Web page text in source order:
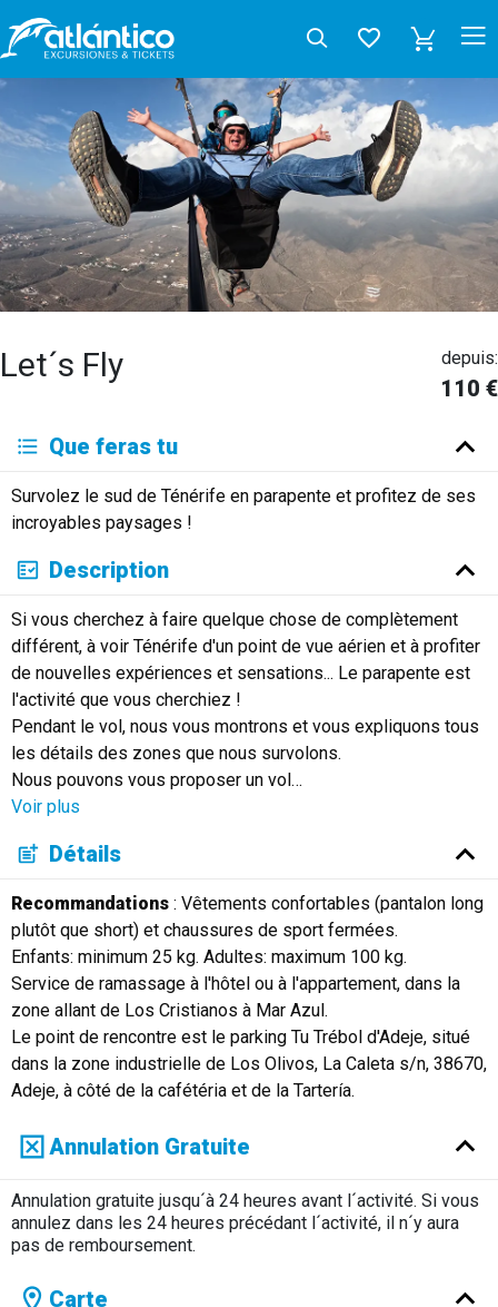
Let´s Fly depuis:
110 €
Que feras tu
Survolez le sud de Ténérife en parapente et profitez de ses
incroyables paysages !
Description
Si vous cherchez à faire quelque chose de complètement
différent, à voir Ténérife d'un point de vue aérien et à profiter
de nouvelles expériences et sensations... Le parapente est
l'activité que vous cherchiez !
Pendant le vol, nous vous montrons et vous expliquons tous
les détails des zones que nous survolons.
Nous pouvons vous proposer un vol…
Voir plus
Détails
Recommandations : Vêtements confortables (pantalon long
plutôt que short) et chaussures de sport fermées.
Enfants: minimum 25 kg. Adultes: maximum 100 kg.
Service de ramassage à l'hôtel ou à l'appartement, dans la
zone allant de Los Cristianos à Mar Azul.
Le point de rencontre est le parking Tu Trébol d'Adeje, situé
dans la zone industrielle de Los Olivos, La Caleta s/n, 38670,
Adeje, à côté de la cafétéria et de la Tartería.
Annulation Gratuite
Annulation gratuite jusqu´à 24 heures avant l´activité. Si vous
annulez dans les 24 heures précédant l´activité, il n´y aura
pas de remboursement.
Carte